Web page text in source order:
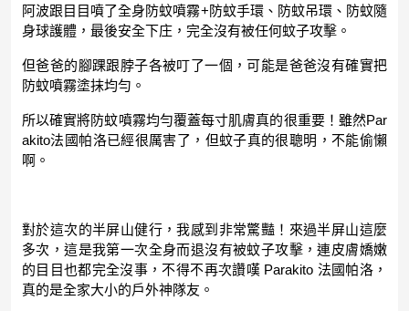
阿波跟目目噴了全身防蚊噴霧+防蚊手環、防蚊吊環、防蚊隨
身球護體，最後安全下庄，完全沒有被任何蚊子攻擊。
但爸爸的腳踝跟脖子各被叮了一個，可能是爸爸沒有確實把
防蚊噴霧塗抹均勻。
所以確實將防蚊噴霧均勻覆蓋每寸肌膚真的很重要！雖然Par
akito法國帕洛已經很厲害了，但蚊子真的很聰明，不能偷懶
啊。
對於這次的半屏山健行，我感到非常驚豔！來過半屏山這麼
多次，這是我第一次全身而退沒有被蚊子攻擊，連皮膚嬌嫩
的目目也都完全沒事，不得不再次讚嘆 Parakito 法國帕洛，
真的是全家大小的戶外神隊友。